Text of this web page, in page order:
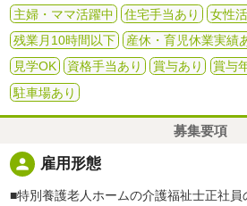
主婦・ママ活躍中
住宅手当あり 女性
残業月10時間以下
産休・育児休業実績
見学OK
資格手当あり 賞与あり
賞与
駐車場あり
募集要項
person 雇用形態
■特別養護老人ホームの介護福祉士正社員